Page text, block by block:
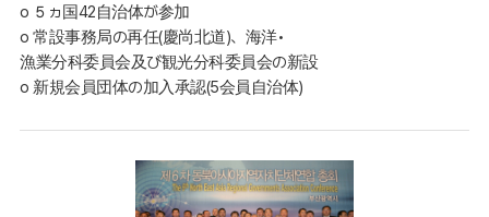
o ５ヵ国42自治体が参加
o 常設事務局の再任(慶尚北道)、海洋•
漁業分科委員会及び観光分科委員会の新設
o 新規会員団体の加入承認(5会員自治体)